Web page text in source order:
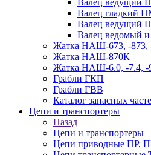
Валец ведущий
Валец гладкий
Валец ведущий
Валец ведомый
Жатка НАШ-673, -873,
Жатка НАШ-870К
Жатка НАШ-6.0, -7.4, -
Грабли ГКП
Грабли ГВВ
Каталог запасных
Цепи и транспортеры
Назад
Цепи и транспортеры
Цепи приводные ПР,